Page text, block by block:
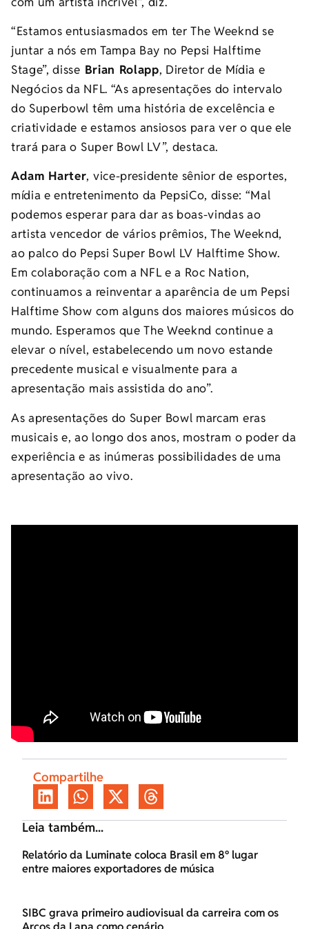
“Estamos entusiasmados em ter The Weeknd se
juntar a nós em Tampa Bay no Pepsi Halftime
Stage”, disse Brian Rolapp, Diretor de Mídia e
Negócios da NFL. “As apresentações do intervalo
do Superbowl têm uma história de excelência e
criatividade e estamos ansiosos para ver o que ele
trará para o Super Bowl LV”, destaca.
Adam Harter, vice-presidente sênior de esportes,
mídia e entretenimento da PepsiCo, disse: “Mal
podemos esperar para dar as boas-vindas ao
artista vencedor de vários prêmios, The Weeknd,
ao palco do Pepsi Super Bowl LV Halftime Show.
Em colaboração com a NFL e a Roc Nation,
continuamos a reinventar a aparência de um Pepsi
Halftime Show com alguns dos maiores músicos do
mundo. Esperamos que The Weeknd continue a
elevar o nível, estabelecendo um novo estande
precedente musical e visualmente para a
apresentação mais assistida do ano”.
As apresentações do Super Bowl marcam eras
musicais e, ao longo dos anos, mostram o poder da
experiência e as inúmeras possibilidades de uma
apresentação ao vivo.
Compartilhe
Leia também...
Relatório da Luminate coloca Brasil em 8º lugar
entre maiores exportadores de música
SIBC grava primeiro audiovisual da carreira com os